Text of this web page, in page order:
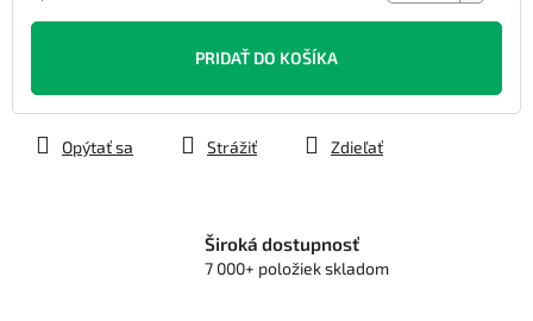
Jednotková
PRIDAŤ DO KOŠÍKA
Opýtať sa Strážiť Zdieľať
Široká dostupnosť
7 000+ položiek skladom